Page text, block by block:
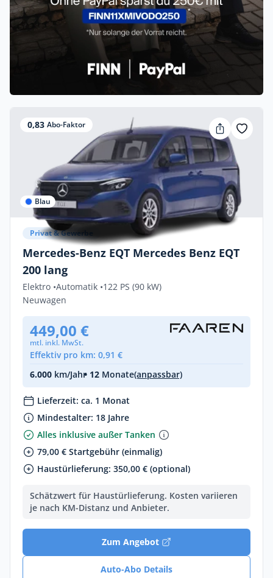
0,83 Abo-Faktor
Blau
Privat & Gewerbe
Mercedes-Benz EQT Mercedes Benz EQT
200 lang
Elektro •Automatik •122 PS (90 kW)
Neuwagen
449,00 €
mtl. inkl. MwSt.
Effektiv pro km: 0,91 €
6.000 km/Jahr• 12 Monate(anpassbar)
Lieferzeit: ca. 1 Monat
Mindestalter: 18 Jahre
Alles inklusive außer Tanken
79,00 € Startgebühr (einmalig)
Haustürlieferung: 350,00 € (optional)
Schätzwert für Haustürlieferung. Kosten variieren
je nach KM-Distanz und Anbieter.
Zum Angebot
Auto-Abo Details